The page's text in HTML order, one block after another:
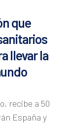
que
llevar la
recibe a 50
España y